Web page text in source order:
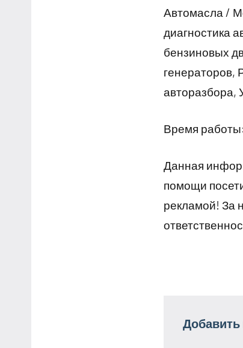
Автомасла /
диагностика
бензиновых
генераторов,
авторазбора,
Время
Данная
помощи
рекламой! За